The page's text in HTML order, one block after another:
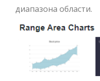
диапазона области.